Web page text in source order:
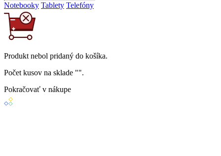
Notebooky Tablety Telefóny
Produkt nebol pridaný do košíka.
Počet kusov na sklade "".
Pokračovať v nákupe